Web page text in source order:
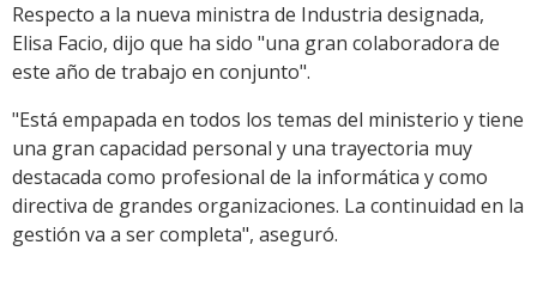
Respecto a la nueva ministra de Industria designada,
Elisa Facio, dijo que ha sido "una gran colaboradora de
este año de trabajo en conjunto".
"Está empapada en todos los temas del ministerio y tiene
una gran capacidad personal y una trayectoria muy
destacada como profesional de la informática y como
directiva de grandes organizaciones. La continuidad en la
gestión va a ser completa", aseguró.